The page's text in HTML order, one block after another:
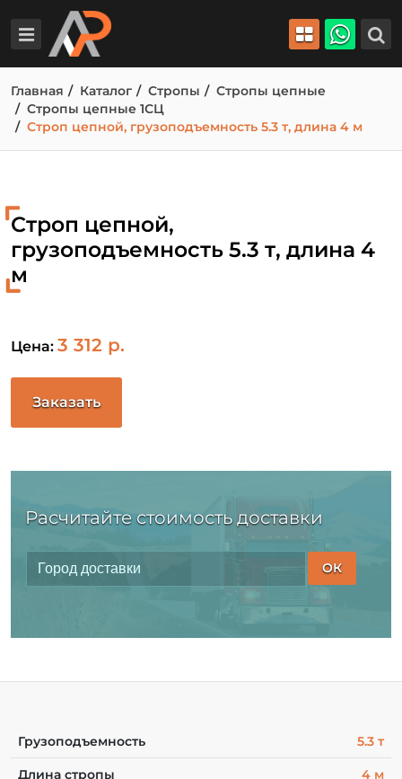
Главная Каталог Стропы
Стропы цепные
Стропы цепные 1СЦ
Строп цепной, грузоподъемность 5.3 т, длина 4 м
Строп цепной,
грузоподъемность 5.3 т, длина 4
м
Цена: 3 312 р.
Заказать
Расчитайте стоимость доставки
ОК
Грузоподъемность 5.3 т
Длина стропы 4 м